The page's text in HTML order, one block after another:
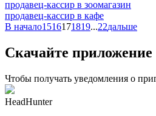
продавец-кассир в зоомагазин
продавец-кассир в кафе
В начало1516171819...22дальше
Скачайте приложение
Чтобы получать уведомления о
HeadHunter